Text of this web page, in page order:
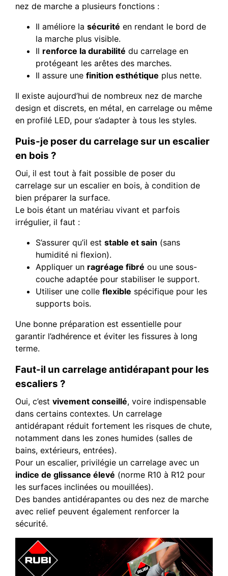
nez de marche a plusieurs fonctions :
Il améliore la sécurité en rendant le bord de
la marche plus visible.
Il renforce la durabilité du carrelage en
protégeant les arêtes des marches.
Il assure une finition esthétique plus nette.
Il existe aujourd’hui de nombreux nez de marche
design et discrets, en métal, en carrelage ou même
en profilé LED, pour s’adapter à tous les styles.
Puis-je poser du carrelage sur un escalier
en bois ?
Oui, il est tout à fait possible de poser du
carrelage sur un escalier en bois, à condition de
bien préparer la surface.
Le bois étant un matériau vivant et parfois
irrégulier, il faut :
S’assurer qu’il est stable et sain (sans
humidité ni flexion).
Appliquer un ragréage fibré ou une sous-
couche adaptée pour stabiliser le support.
Utiliser une colle flexible spécifique pour les
supports bois.
Une bonne préparation est essentielle pour
garantir l’adhérence et éviter les fissures à long
terme.
Faut-il un carrelage antidérapant pour les
escaliers ?
Oui, c’est vivement conseillé, voire indispensable
dans certains contextes. Un carrelage
antidérapant réduit fortement les risques de chute,
notamment dans les zones humides (salles de
bains, extérieurs, entrées).
Pour un escalier, privilégie un carrelage avec un
indice de glissance élevé (norme R10 à R12 pour
les surfaces inclinées ou mouillées).
Des bandes antidérapantes ou des nez de marche
avec relief peuvent également renforcer la
sécurité.